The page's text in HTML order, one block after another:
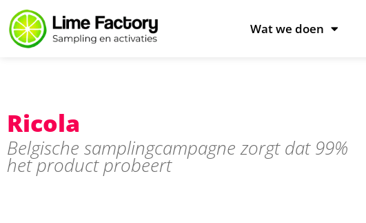
Wat we doen
Ricola
Belgische samplingcampagne zorgt dat 99%
het product probeert